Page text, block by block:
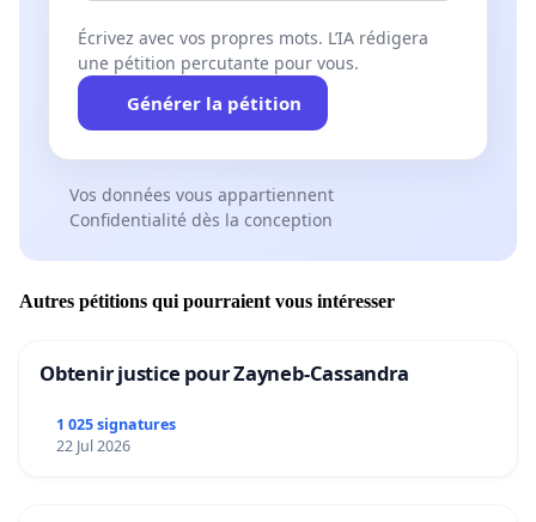
Écrivez avec vos propres mots. L’IA rédigera
une pétition percutante pour vous.
Générer la pétition
Vos données vous appartiennent
Confidentialité dès la conception
Autres pétitions qui pourraient vous intéresser
Obtenir justice pour Zayneb-Cassandra
1 025 signatures
22 Jul 2026